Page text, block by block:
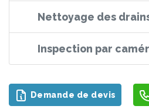
Nettoyage des
Inspection par
Demande de devis